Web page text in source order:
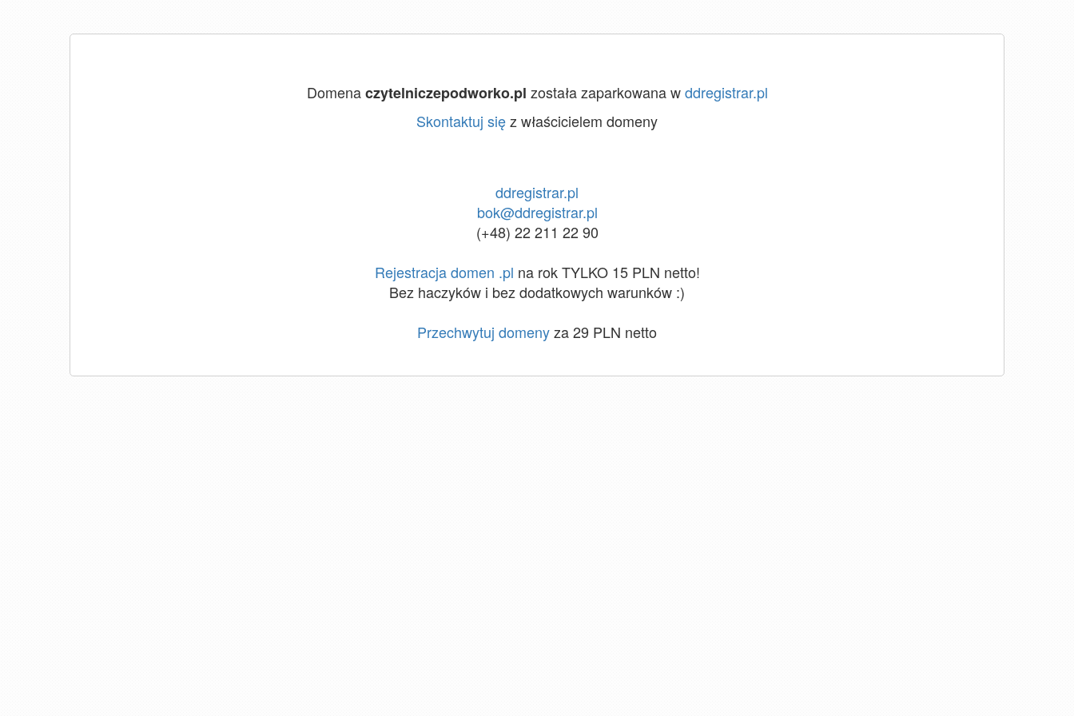
Domenaczytelniczepodworko.pl została zaparkowana wddregistrar.pl
Skontaktuj sięz właścicielem domeny
ddregistrar.pl
bok@ddregistrar.pl
(+48) 22 211 22 90
Rejestracja domen .pl na rok TYLKO 15 PLN netto!
Bez haczyków i bez dodatkowych warunków :)
Przechwytuj domenyza 29 PLN netto